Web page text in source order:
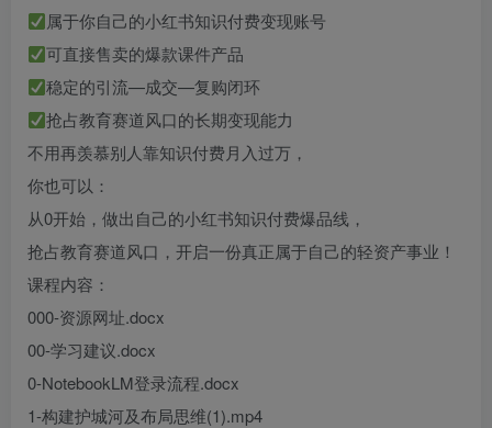
属于你自己的小红书知识付费变现账号
可直接售卖的爆款课件产品
稳定的引流—成交—复购闭环
抢占教育赛道风口的长期变现能力
不用再羡慕别人靠知识付费月入过万，
你也可以：
从0开始，做出自己的小红书知识付费爆品线，
抢占教育赛道风口，开启一份真正属于自己的轻资产事业！
课程内容：
000-资源网址.docx
00-学习建议.docx
0-NotebookLM登录流程.docx
1-构建护城河及布局思维(1).mp4